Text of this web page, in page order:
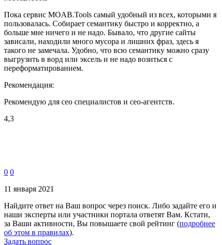
Пока сервис MOAB.Tools самый удобный из всех, которыми я
пользовалась. Собирает семантику быстро и корректно, а
больше мне ничего и не надо. Бывало, что другие сайты
зависали, находили много мусора и лишних фраз, здесь я
такого не замечала. Удобно, что всю семантику можно сразу
выгрузить в ворд или эксель и не надо возиться с
переформатированием.
Рекомендация:
Рекомендую для сео специалистов и сео-агентств.
4,3
0 0
11 января 2021
Найдите ответ на Ваш вопрос через поиск. Либо задайте его и
наши эксперты или участники портала ответят Вам. Кстати,
за Ваши активности, Вы повышаете свой рейтинг (подробнее
об этом в правилах).
Задать вопрос